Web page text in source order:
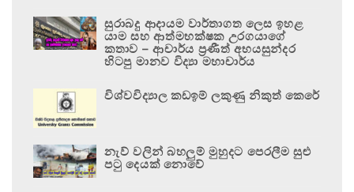
සුරාබදු ආදායම වාර්තාගත ලෙස ඉහළ
යාම සහ ආත්මභක්ෂක උරගයාගේ
කතාව – ආචාර්ය ප්‍රණීත් අභයසුන්දර
හිටපු මානව විද්‍යා මහාචාර්ය
විශ්වවිද්‍යාල කඩඉම් ලකුණු නිකුත් කෙරේ
නැව් වලින් බහලුම් මුහුදට පෙරලීම සුළු
පටු දෙයක් නොවේ